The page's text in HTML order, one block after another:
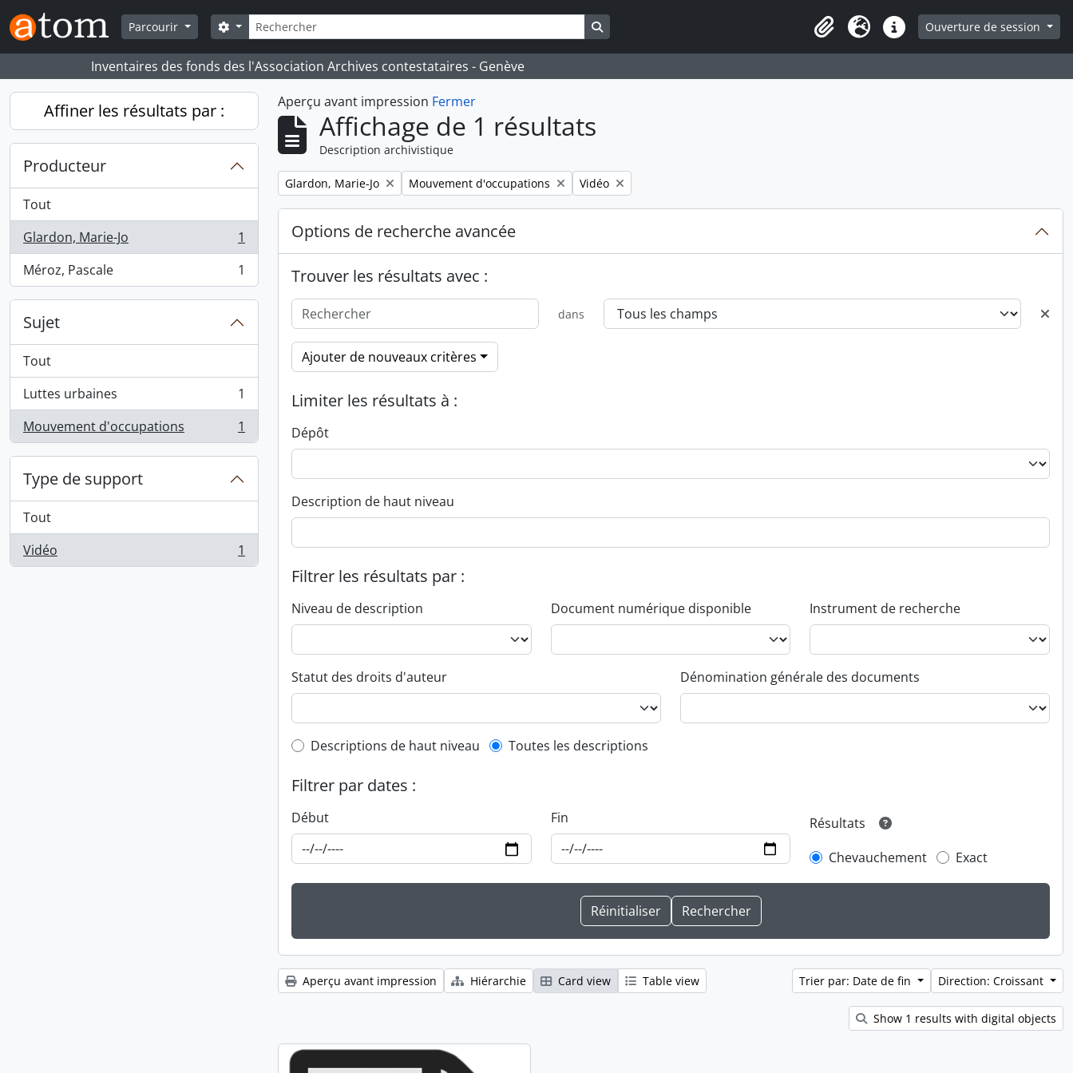
Skip to main content
Parcourir
Rechercher
Search options
Presse-papier
LangueLiens rapidesOuverture de session
Inventaires des fonds des l'Association Archives contestataires - Genève
Affiner les résultats par :
Producteur
Tout
Glardon, Marie-Jo
, 1 résultats
1
Méroz, Pascale
, 1 résultats 1
Sujet
Tout
Luttes urbaines
, 1 résultats
1
Mouvement d'occupations
, 1 résultats 1
Type de support
Tout
Vidéo
, 1 résultats 1
Aperçu avant impression Fermer
Affichage de 1 résultats
Description archivistique
Remove filter:
Glardon, Marie-Jo Remove filter:
Mouvement d'occupations Remove filter:
Vidéo
Options de recherche avancée
Trouver les résultats avec :
dans
Ajouter de nouveaux critères
Limiter les résultats à :
Dépôt
Description de haut niveau
Filtrer les résultats par :
Niveau de description Document numérique disponible Instrument de recherche
Statut des droits d'auteur Dénomination générale des documents
Top-level description filter
Descriptions de haut niveau Toutes les descriptions
Filtrer par dates :
Début Fin
Résultats
Chevauchement
Exact
Aperçu avant impression Hiérarchie Card view Table view Trier par: Date de fin Direction: Croissant
Show 1 results with digital objects